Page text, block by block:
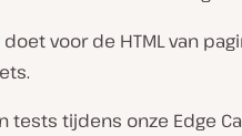
voor de HTML van
tests tijdens onze Edge